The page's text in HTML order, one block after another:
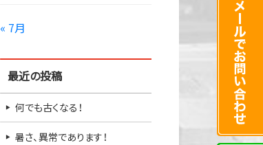
« 7月
最近の投稿
何でも古くなる！
暑さ、異常であります！